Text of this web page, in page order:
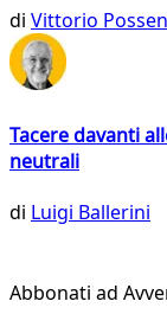
di Vittorio
Tacere davanti
neutrali
di Luigi Ballerini
Abbonati ad